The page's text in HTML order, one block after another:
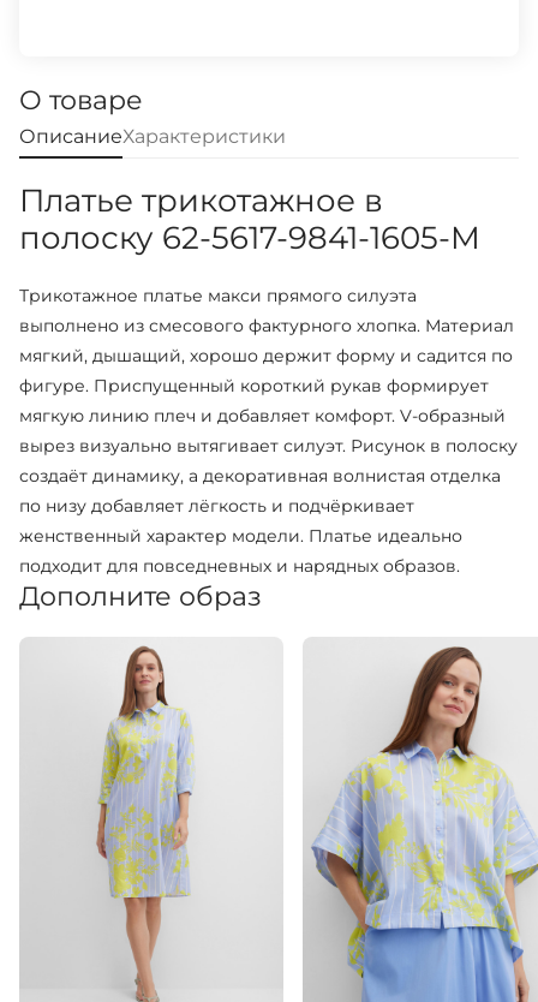
О товаре
ОписаниеХарактеристики
Платье трикотажное в
полоску 62-5617-9841-1605-M
Трикотажное платье макси прямого силуэта
выполнено из смесового фактурного хлопка. Материал
мягкий, дышащий, хорошо держит форму и садится по
фигуре. Приспущенный короткий рукав формирует
мягкую линию плеч и добавляет комфорт. V-образный
вырез визуально вытягивает силуэт. Рисунок в полоску
создаёт динамику, а декоративная волнистая отделка
по низу добавляет лёгкость и подчёркивает
женственный характер модели. Платье идеально
подходит для повседневных и нарядных образов.
Дополните образ